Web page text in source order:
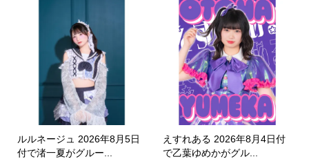
ルルネージュ 2026年8月5日
付で渚一夏がグルー...
えすれある 2026年8月4日付
で乙葉ゆめかがグル...